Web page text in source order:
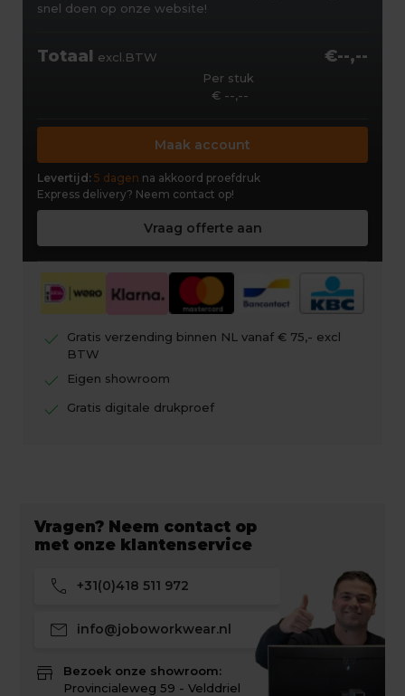
snel doen op onze website!
Totaal excl.BTW €--,--
Per stuk
€ --,--
Maak account
Levertijd: 5 dagen na akkoord proefdruk
Express delivery? Neem contact op!
Vraag offerte aan
check
Gratis verzending binnen NL vanaf € 75,- excl
BTW
check Eigen showroom
check Gratis digitale drukproef
Vragen? Neem contact op
met onze klantenservice
call +31(0)418 511 972
mail info@joboworkwear.nl
store
Bezoek onze showroom:
Provincialeweg 59 - Velddriel